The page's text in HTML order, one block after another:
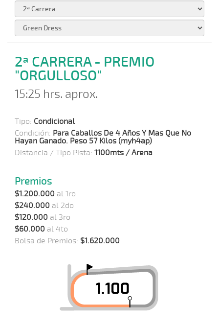
2ª CARRERA - PREMIO
"ORGULLOSO"
15:25 hrs. aprox.
Tipo: Condicional
Condición: Para Caballos De 4 Años Y Mas Que No
Hayan Ganado. Peso 57 Kilos (myh4ap)
Distancia / Tipo Pista: 1100mts / Arena
Premios
$1.200.000 al 1ro
$240.000 al 2do
$120.000 al 3ro
$60.000 al 4to
Bolsa de Premios: $1.620.000